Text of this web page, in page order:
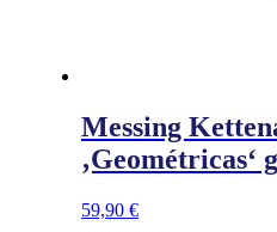
Messing
‚Geométricas‘
59,90 €